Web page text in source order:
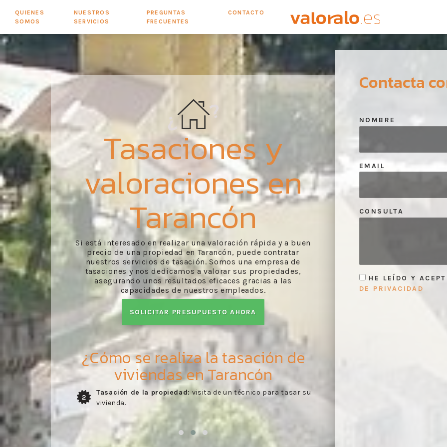
QUIENES
SOMOS
NUESTROS
SERVICIOS
PREGUNTAS
FRECUENTES
CONTACTO
Tasaciones y
valoraciones en
Tarancón
Si está interesado en realizar una valoración rápida y a buen
precio de una propiedad en Tarancón, puede contratar
nuestros servicios de tasación. Somos una empresa de
tasaciones y nos dedicamos a valorar sus propiedades,
asegurando unos resultados eficaces gracias a las
capacidades de nuestros empleados.
SOLICITAR PRESUPUESTO AHORA
¿Cómo se realiza la tasación de
viviendas en Tarancón
tasar su
3
Envío del informe:envío del informe de tasación realizado
por nuestros profesionales de acuerdo con lo comprobado
en la visita del especialista.
Contacta
NOMBRE
EMAIL
CONSULTA
HE LEÍDO Y
DE PRIVACIDAD